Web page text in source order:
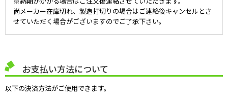
尚メーカー在庫切れ、製造打切りの場合はご連絡後キャンセルとさ
せていただく場合がございますのでご了承下さい。
お支払い方法について
以下の決済方法がご使用できます。